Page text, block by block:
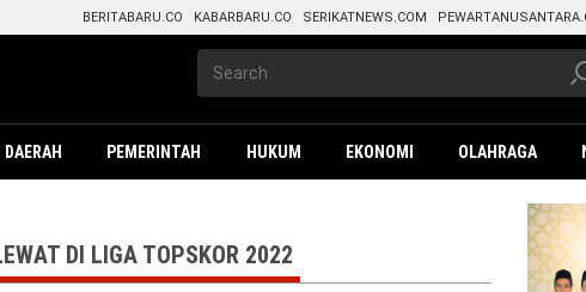
BERITABARU.CO KABARBARU.CO SERIKATNEWS.COM
DAERAH PEMERINTAH HUKUM EKONOMI OLAHRAGA
DI LIGA TOPSKOR 2022